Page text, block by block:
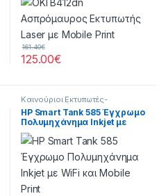
125.00€
161.40€
Καινούριοι Εκτυπωτές-
Πολυμηχανήματα
HP Smart Tank 585 Έγχρωμο
Πολυμηχάνημα Inkjet με
WiFi και Mobile Print